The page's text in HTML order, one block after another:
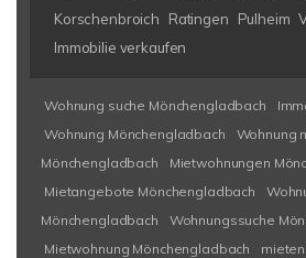
Korschenbroich
Ratingen Pulheim
Immobilie verkaufen
Wohnung suche Mönchengladbach
Wohnung Mönchengladbach
Wohnung
Mönchengladbach
Mietwohnungen
Mietangebote Mönchengladbach
Mönchengladbach
Wohnungssuche
Mietwohnung Mönchengladbach